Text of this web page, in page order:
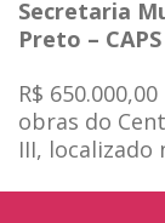
Secretaria
Preto –
R$
obras do
III, localizado